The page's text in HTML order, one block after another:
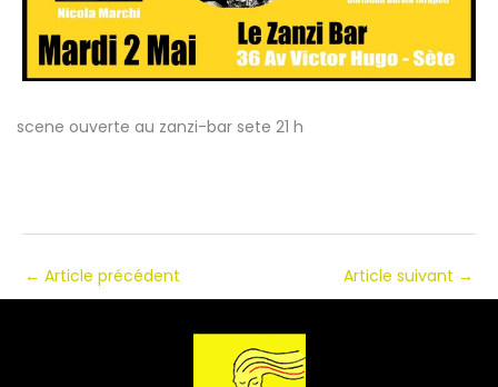
scene ouverte au zanzi-bar sete 21 h
← Article précédent Article suivant →